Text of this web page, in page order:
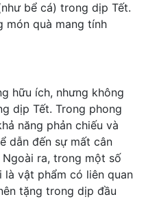
bể cá) trong dịp Tết.
món quà mang tính
hữu ích, nhưng không
dịp Tết. Trong phong
năng phản chiếu và
dẫn đến sự mất cân
ra, trong một số
vật phẩm có liên quan
tặng trong dịp đầu